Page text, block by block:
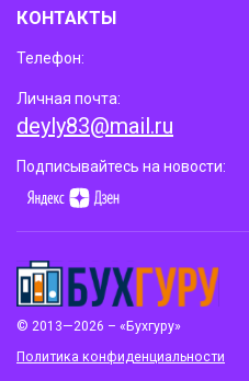
© 2013—2026 – «Бухгуру»
Политика конфиденциальности
КОНТАКТЫ
Телефон:
Личная почта:
deyly83@mail.ru
Подписывайтесь на новости: